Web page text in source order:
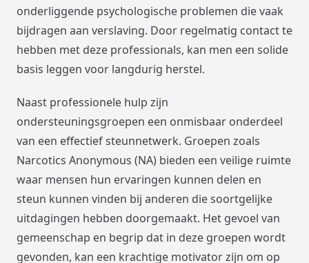
onderliggende psychologische problemen die vaak
bijdragen aan verslaving. Door regelmatig contact te
hebben met deze professionals, kan men een solide
basis leggen voor langdurig herstel.
Naast professionele hulp zijn
ondersteuningsgroepen een onmisbaar onderdeel
van een effectief steunnetwerk. Groepen zoals
Narcotics Anonymous (NA) bieden een veilige ruimte
waar mensen hun ervaringen kunnen delen en
steun kunnen vinden bij anderen die soortgelijke
uitdagingen hebben doorgemaakt. Het gevoel van
gemeenschap en begrip dat in deze groepen wordt
gevonden, kan een krachtige motivator zijn om op